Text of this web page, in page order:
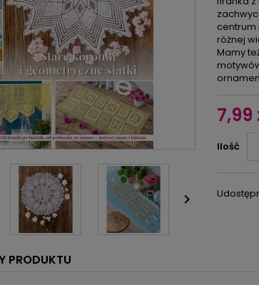

centrum
różnej
Mamy
7,99
Ilość
PRODUKTU